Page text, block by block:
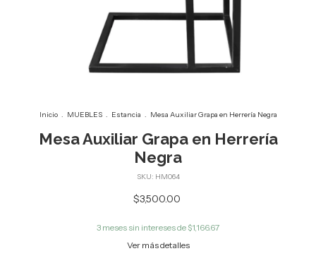
Inicio . MUEBLES . Estancia . Mesa Auxiliar Grapa en Herrería Negra
Mesa Auxiliar Grapa en Herrería
Negra
SKU: HM064
$3,500.00
3 meses sin intereses de $1,166.67
Ver más detalles